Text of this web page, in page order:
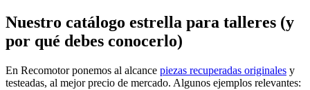
Nuestro catálogo estrella para talleres (y
por qué debes conocerlo)
En Recomotor ponemos al alcance piezas recuperadas originales y
testeadas, al mejor precio de mercado. Algunos ejemplos relevantes: